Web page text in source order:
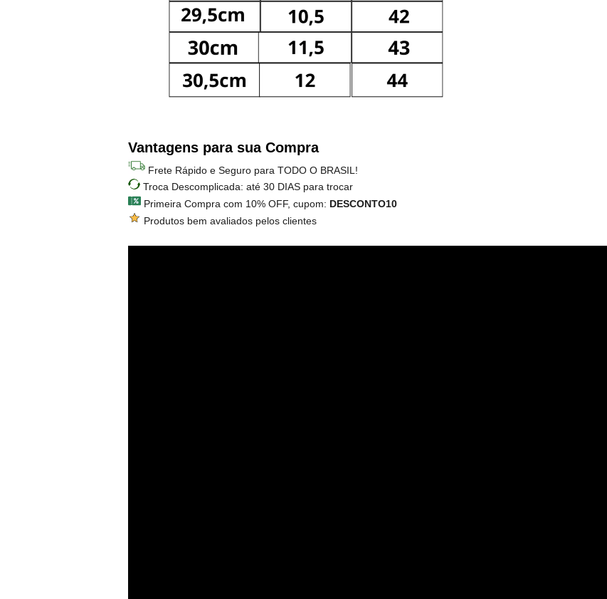
Vantagens para sua Compra
Frete Rápido e Seguro para TODO O BRASIL!
Troca Descomplicada: até 30 DIAS para trocar
Primeira Compra com 10% OFF, cupom: DESCONTO10
Produtos bem avaliados pelos clientes